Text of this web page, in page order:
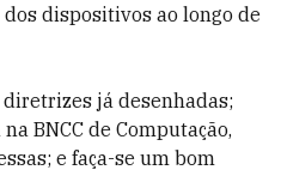
dispositivos ao longo de
já desenhadas;
BNCC de Computação,
e faça-se um bom